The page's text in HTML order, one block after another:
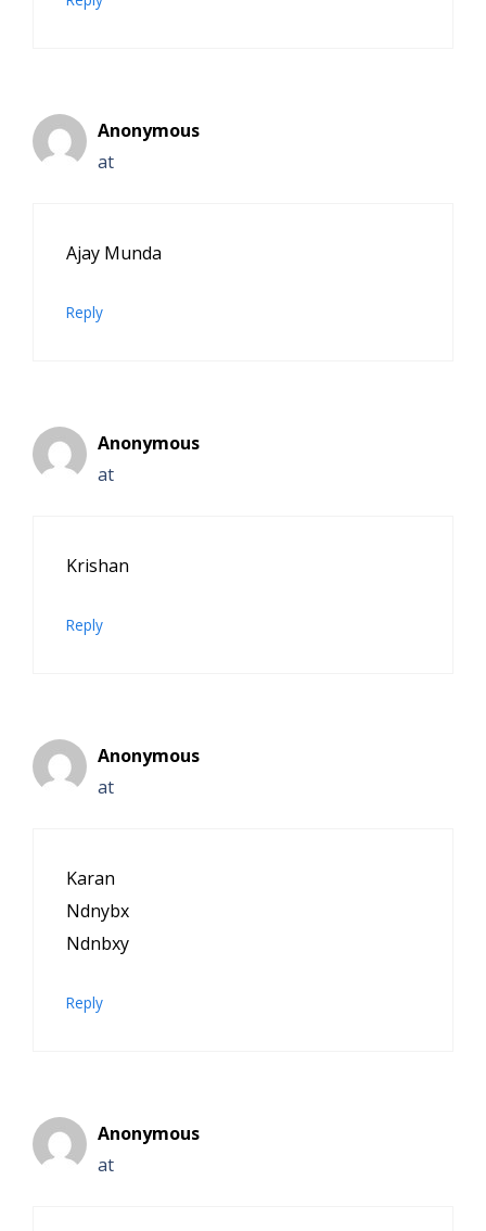
Anonymous
at
Ajay Munda
Reply
Anonymous
at
Krishan
Reply
Anonymous
at
Karan
Ndnybx
Ndnbxy
Reply
Anonymous
at